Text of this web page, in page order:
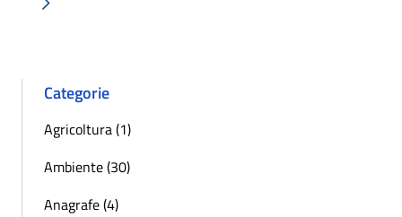
Successiva »
Categorie
Agricoltura (1)
Ambiente (30)
Anagrafe (4)